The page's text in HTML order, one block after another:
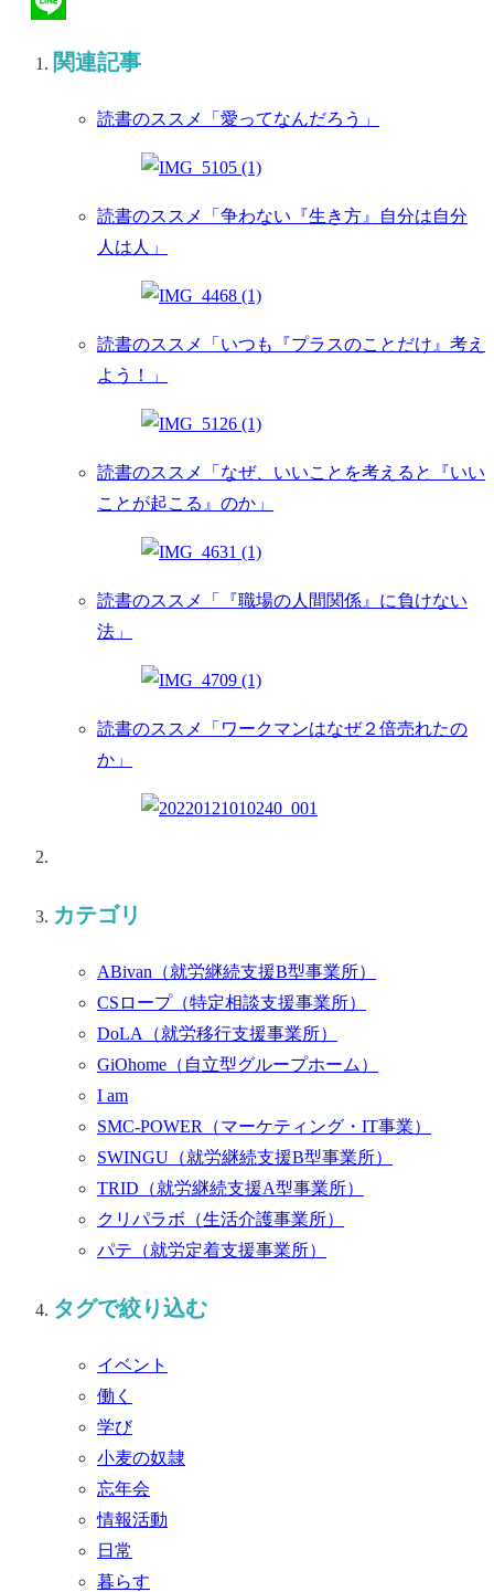
関連記事
読書のススメ「愛ってなんだろう」
読書のススメ「争わない『生き方』自分は自分
人は人」
読書のススメ「いつも『プラスのことだけ』考え
よう！」
読書のススメ「なぜ、いいことを考えると『いい
ことが起こる』のか」
読書のススメ「『職場の人間関係』に負けない
法」
読書のススメ「ワークマンはなぜ２倍売れたの
か」
カテゴリ
ABivan （就労継続支援B型事業所）
CSロープ （特定相談支援事業所）
DoLA （就労移行支援事業所）
GiOhome （自立型グループホーム）
I am
SMC-POWER （マーケティング・IT事業）
SWINGU （就労継続支援B型事業所）
TRID （就労継続支援A型事業所）
クリパラボ （生活介護事業所）
パテ （就労定着支援事業所）
タグで絞り込む
イベント
働く
学び
小麦の奴隷
忘年会
情報活動
日常
暮らす